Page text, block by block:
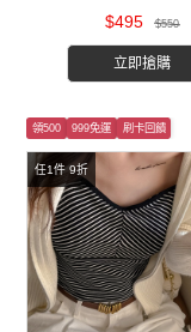
$495 $550
立即搶購
任1件 9折
領500 999免運 刷卡回饋